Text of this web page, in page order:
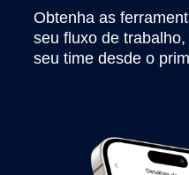
Obtenha as
seu fluxo de
seu time desde o